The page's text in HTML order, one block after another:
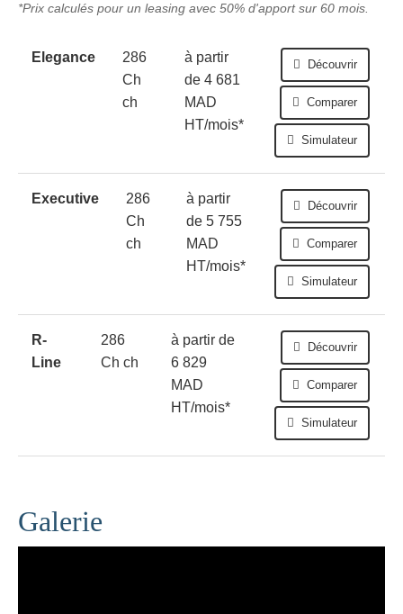
*Prix calculés pour un leasing avec 50% d'apport sur 60 mois.
Elegance
286
Ch
ch
à partir
de 4 681
MAD
HT/mois*
Découvrir
Comparer
Simulateur
Executive
286
Ch
ch
à partir
de 5 755
MAD
HT/mois*
Découvrir
Comparer
Simulateur
R-
Line
286
Ch ch
à partir de
6 829
MAD
HT/mois*
Découvrir
Comparer
Simulateur
Galerie